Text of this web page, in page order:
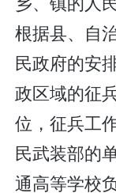
根据县、自
民政府的安
政区域的征
位，征兵工
民武装部的
通高等学校